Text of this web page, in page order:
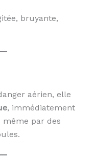
bruyante,
aérien, elle
, immédiatement
par des